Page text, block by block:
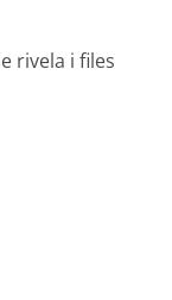
rivela i files